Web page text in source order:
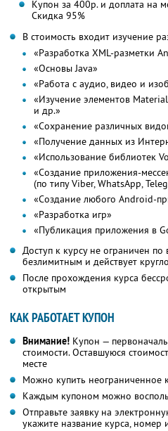
Купон за 400р. и доплата на
Скидка 95%
В стоимость входит изучение
«Разработка XML-разметки
«Основы Java»
«Работа с аудио, видео и
«Изучение элементов
и др.»
«Сохранение различных
«Получение данных из
«Использование библиотек
«Создание приложения-
(по типу Viber, WhatsApp,
«Создание любого Android-
«Разработка игр»
«Публикация приложения в
Доступ к курсу не ограничен по
безлимитным и действует
После прохождения курса
открытым
КАК РАБОТАЕТ КУПОН
Внимание! Купон —
стоимости. Оставшуюся
месте
Можно купить неограниченное
Каждым купоном можно
Отправьте заявку на
укажите название курса, номер